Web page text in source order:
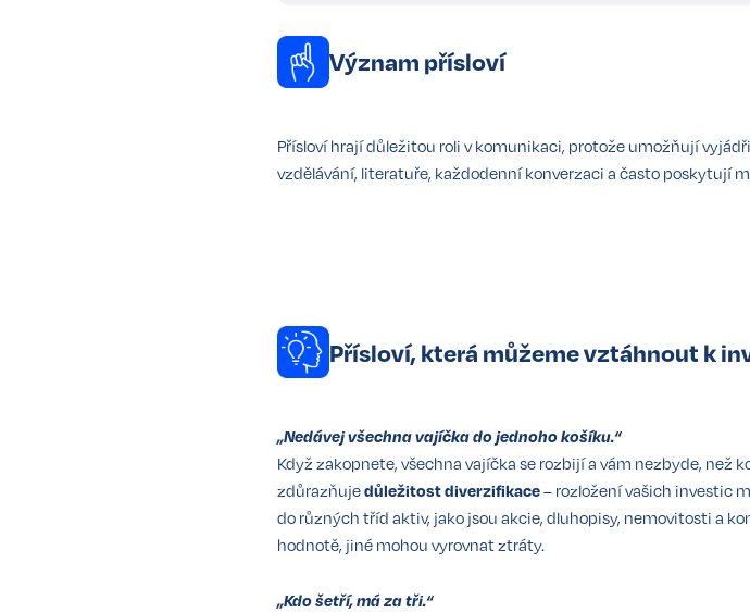
Význam přísloví
Přísloví hrají důležitou roli v komunikaci, protože umožňují
vzdělávání, literatuře, každodenní konverzaci a často poskytují
Přísloví, která můžeme vztáhnout k
„Nedávej všechna vajíčka do jednoho košíku.“
Když zakopnete, všechna vajíčka se rozbijí a vám nezbyde,
zdůrazňujedůležitost diverzifikace– rozložení vašich investic
do různých tříd aktiv, jako jsou akcie, dluhopisy, nemovitosti a
hodnotě, jiné mohou vyrovnat ztráty.
„Kdo šetří, má za tři.“